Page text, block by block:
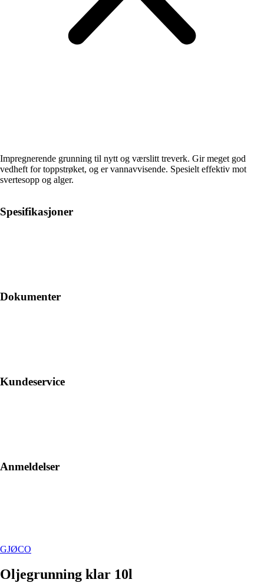
Impregnerende grunning til nytt og værslitt treverk. Gir meget god
vedheft for toppstrøket, og er vannavvisende. Spesielt effektiv mot
svertesopp og alger.
Spesifikasjoner
Dokumenter
Kundeservice
Anmeldelser
GJØCO
Oljegrunning klar 10l